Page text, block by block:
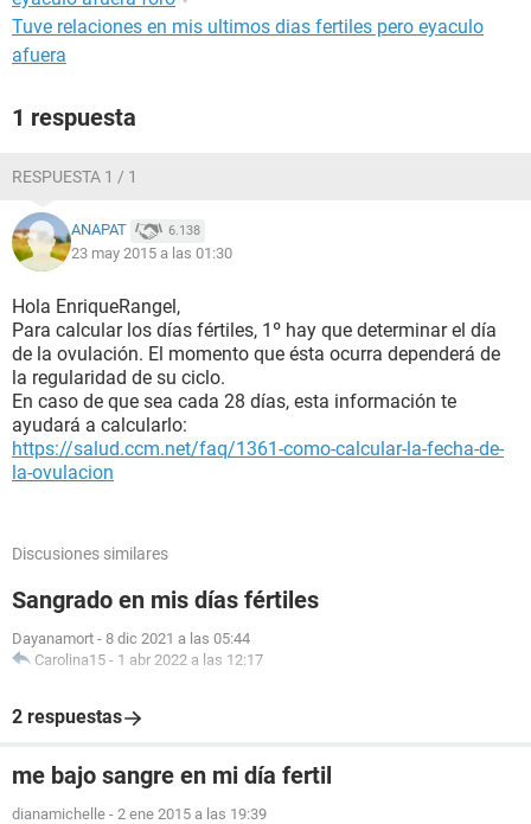
Tuve relaciones en mis ultimos dias fertiles pero eyaculo
afuera
1 respuesta
RESPUESTA 1 / 1
ANAPAT 6.138
23 may 2015 a las 01:30
Hola EnriqueRangel,
Para calcular los días fértiles, 1º hay que determinar el día
de la ovulación. El momento que ésta ocurra dependerá de
la regularidad de su ciclo.
En caso de que sea cada 28 días, esta información te
ayudará a calcularlo:
https://salud.ccm.net/faq/1361-como-calcular-la-fecha-de-
la-ovulacion
Discusiones similares
Sangrado en mis días fértiles
Dayanamort - 8 dic 2021 a las 05:44
Carolina15 - 1 abr 2022 a las 12:17
2 respuestas
me bajo sangre en mi día fertil
dianamichelle - 2 ene 2015 a las 19:39